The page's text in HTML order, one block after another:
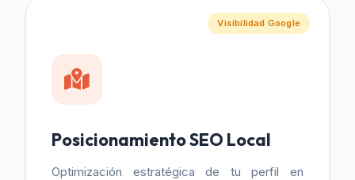
Visibilidad Google
Posicionamiento SEO Local
Optimización estratégica de tu perfil en